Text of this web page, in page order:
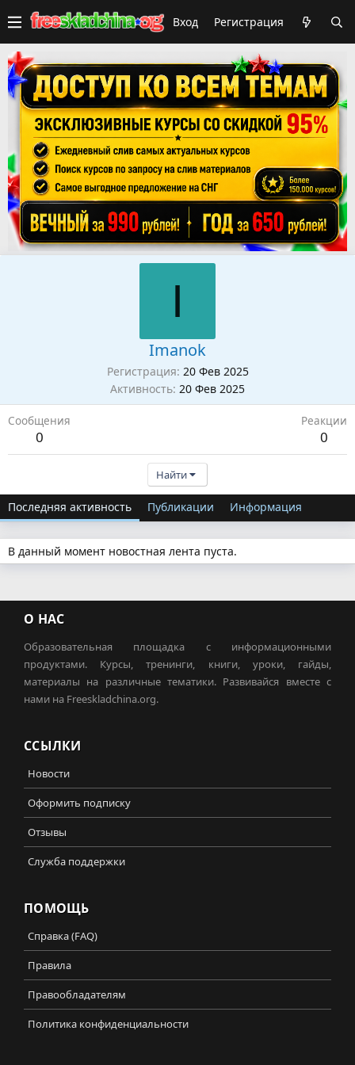
Вход Регистрация
I
Imanok
Регистрация 20 Фев 2025
Активность 20 Фев 2025
Сообщения
0
Реакции
0
Найти
Последняя активность Публикации Информация
В данный момент новостная лента пуста.
О НАС
Образовательная площадка с информационными
продуктами. Курсы, тренинги, книги, уроки, гайды,
материалы на различные тематики. Развивайся вместе с
нами на Freeskladchina.org.
ССЫЛКИ
Новости
Оформить подписку
Отзывы
Служба поддержки
ПОМОЩЬ
Справка (FAQ)
Правила
Правообладателям
Политика конфиденциальности